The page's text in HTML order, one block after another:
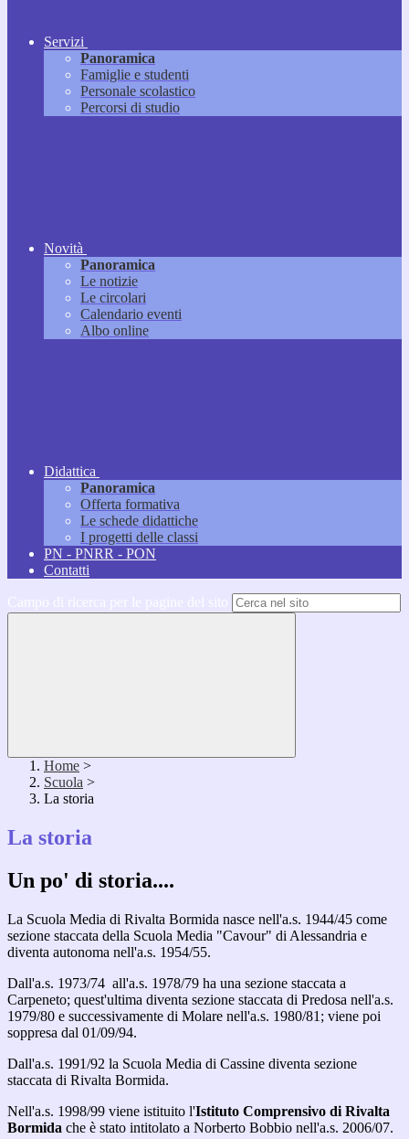
Servizi
Panoramica
Famiglie e studenti
Personale scolastico
Percorsi di studio
Novità
Panoramica
Le notizie
Le circolari
Calendario eventi
Albo online
Didattica
Panoramica
Offerta formativa
Le schede didattiche
I progetti delle classi
PN - PNRR - PON
Contatti
Home >
Scuola >
La storia
La storia
Un po' di storia....
La Scuola Media di Rivalta Bormida nasce nell'a.s. 1944/45 come
sezione staccata della Scuola Media "Cavour" di Alessandria e
diventa autonoma nell'a.s. 1954/55.
Dall'a.s. 1973/74 all'a.s. 1978/79 ha una sezione staccata a
Carpeneto; quest'ultima diventa sezione staccata di Predosa nell'a.s.
1979/80 e successivamente di Molare nell'a.s. 1980/81; viene poi
soppresa dal 01/09/94.
Dall'a.s. 1991/92 la Scuola Media di Cassine diventa sezione
staccata di Rivalta Bormida.
Nell'a.s. 1998/99 viene istituito l'Istituto Comprensivo di Rivalta
Bormida che è stato intitolato a Norberto Bobbio nell'a.s. 2006/07.